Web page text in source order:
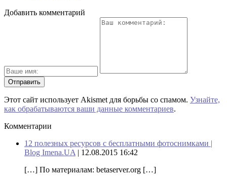
Добавить комментарий
Этот сайт использует Akismet для борьбы со спамом. Узнайте,
как обрабатываются ваши данные комментариев.
Комментарии
12 полезных ресурсов с бесплатными фотоснимками |
Blog Imena.UA | 12.08.2015 16:42
[…] По материалам: betaserver.org […]